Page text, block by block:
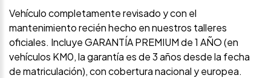
Vehículo completamente revisado y con el
mantenimiento recién hecho en nuestros talleres
oficiales. Incluye GARANTÍA PREMIUM de 1 AÑO (en
vehículos KM0, la garantía es de 3 años desde la fecha
de matriculación), con cobertura nacional y europea.